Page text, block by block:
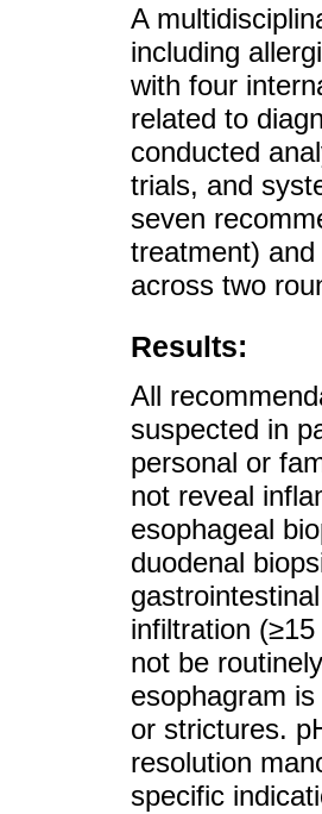
A
including
with four
related to
conducted
trials, and
seven
treatment)
across two
Results:
All
suspected in
personal or
not reveal
esophageal
duodenal
infiltration
not be
esophagram
or strictures.
resolution
specific